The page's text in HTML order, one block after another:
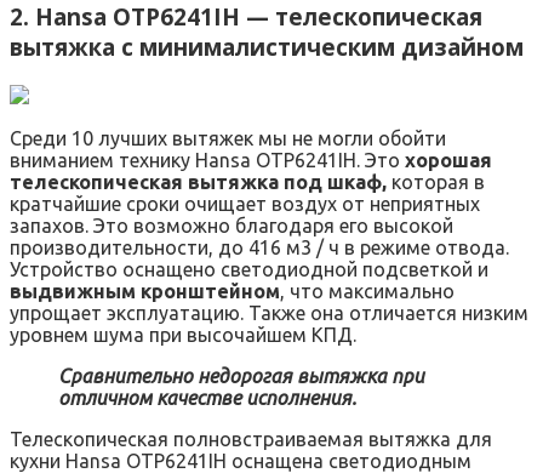
2. Hansa OTP6241IH — телескопическая
вытяжка с минималистическим дизайном
Среди 10 лучших вытяжек мы не могли обойти
вниманием технику Hansa OTP6241IH. Это хорошая
телескопическая вытяжка под шкаф, которая в
кратчайшие сроки очищает воздух от неприятных
запахов. Это возможно благодаря его высокой
производительности, до 416 м3 / ч в режиме отвода.
Устройство оснащено светодиодной подсветкой и
выдвижным кронштейном, что максимально
упрощает эксплуатацию. Также она отличается низким
уровнем шума при высочайшем КПД.
Сравнительно недорогая вытяжка при
отличном качестве исполнения.
Телескопическая полновстраиваемая вытяжка для
кухни Hansa OTP6241IH оснащена светодиодным